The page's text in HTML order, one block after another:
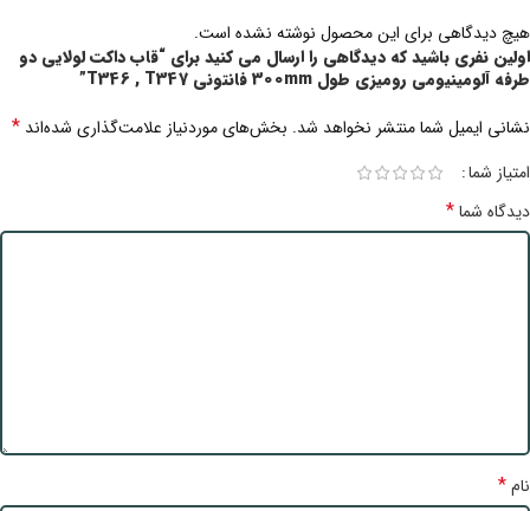
هیچ دیدگاهی برای این محصول نوشته نشده است.
اولین نفری باشید که دیدگاهی را ارسال می کنید برای “قاب داکت لولایی دو
طرفه آلومینیومی رومیزی طول 300mm فانتونی T346 , T347”
نشانی ایمیل شما منتشر نخواهد شد. بخش‌های موردنیاز علامت‌گذاری شده‌اند *
امتیاز شما
دیدگاه شما*
نام*